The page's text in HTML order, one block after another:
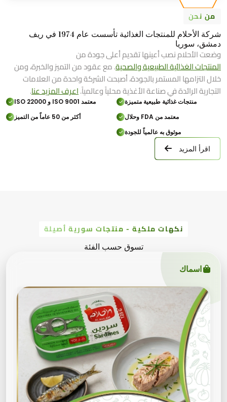
من نحن
شركة الأحلام للمنتجات الغذائية تأسست عام 1974 في ريف
دمشق، سوريا
وضعت الأحلام نصب أعينها تقديم أعلى جودة من
المنتجات الغذائية الطبيعية والصحية. مع عقود من التميز والخبرة، ومن
خلال التزامها المستمر بالجودة، أصبحت الشركة واحدة من العلامات
التجارية الرائدة في صناعة الأغذية محلياً وعالمياً.اعرف المزيد عنا.
منتجات غذائية طبيعية متميزة
معتمد ISO 9001 و ISO 22000
معتمد من FDA وحلال
أكثر من 50 عاماً من التميز
موثوق به عالمياً للجودة
اقرأ المزيد
نكهات ملكية - منتجات سورية أصيلة
تسوق حسب الفئة
اسماك